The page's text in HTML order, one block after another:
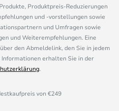
Produktpreis-Reduzierungen
und -vorstellungen sowie
und Umfragen sowie
und Weiterempfehlungen. Eine
den Abmeldelink, den Sie in jedem
erhalten Sie in der
.
von €249